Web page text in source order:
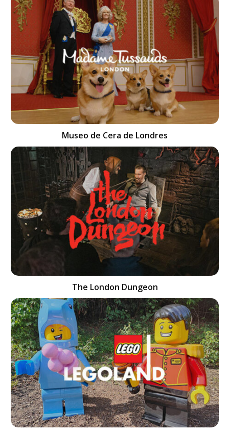
Museo de Cera de Londres
The London Dungeon